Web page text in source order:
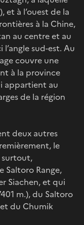
et à l’ouest de la
à la Chine,
au centre et au
sud-est. Au
couvre une
à la province
appartient au
de la région
deux autres
le
surtout,
Saltoro Range,
Siachen, et qui
m.), du Saltoro
du Chumik